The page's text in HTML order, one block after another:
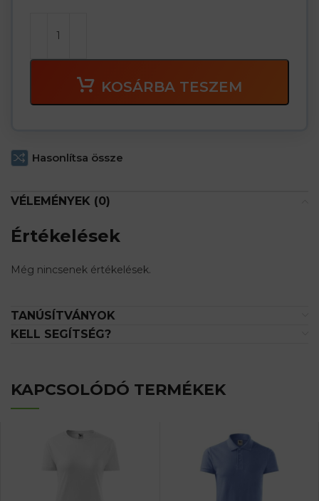
KOSÁRBA TESZEM
Hasonlítsa össze
VÉLEMÉNYEK (0)
Értékelések
Még nincsenek értékelések.
TANÚSÍTVÁNYOK
KELL SEGÍTSÉG?
KAPCSOLÓDÓ TERMÉKEK